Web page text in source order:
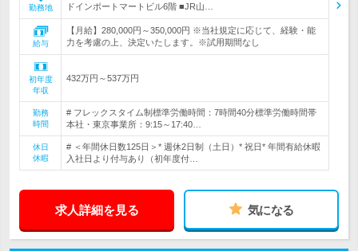
勤務地
ドインポートマートビル6階 ■JR山…
給与
【月給】280,000円～350,000円 ※当社規定に応じて、経験・能
力を考慮の上、決定いたします。※試用期間なし
初年度
年収
432万円～537万円
勤務
時間
# フレックスタイム制標準労働時間：7時間40分標準労働時間帯
本社・東京事業所：9:15～17:40…
休日
休暇
# ＜年間休日数125日＞* 週休2日制（土日）* 祝日* 年間有給休暇
入社日より付与あり（初年度付…
求人詳細を見る 気になる